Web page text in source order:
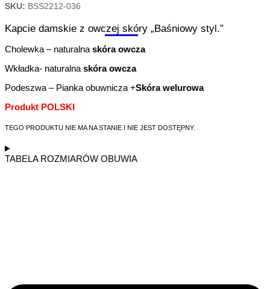
SKU: BSS2212-036
Kapcie damskie z owczej skóry „Baśniowy styl.”
Cholewka – naturalna skóra owcza
Wkładka- naturalna skóra owcza
Podeszwa – Pianka obuwnicza +Skóra welurowa
Produkt POLSKI
TEGO PRODUKTU NIE MA NA STANIE I NIE JEST DOSTĘPNY.
TABELA ROZMIARÓW OBUWIA